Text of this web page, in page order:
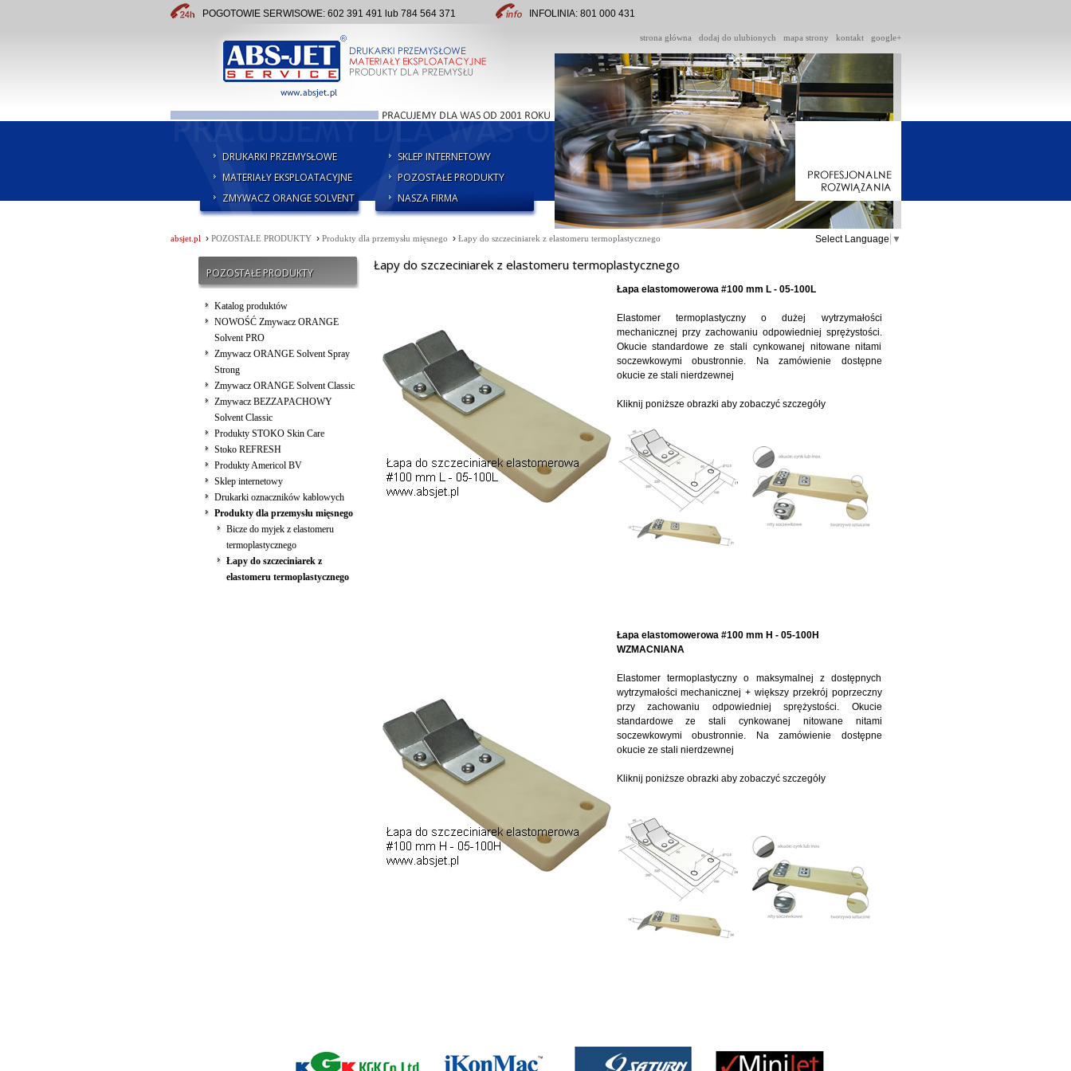
POGOTOWIE SERWISOWE: 602 391 491 lub 784 564 371 INFOLINIA: 801 000 431
DRUKARKI PRZEMYSŁOWE
MATERIAŁY EKSPLOATACYJNE
ZMYWACZ ORANGE SOLVENT
SKLEP INTERNETOWY
POZOSTAŁE PRODUKTY
NASZA FIRMA
strona główna dodaj do ulubionych mapa strony kontakt google+
absjet.pl› POZOSTAŁE PRODUKTY› Produkty dla przemysłu mięsnego › Łapy do szczeciniarek z elastomeru termoplastycznego Select Language ▼
POZOSTAŁE PRODUKTY
Katalog produktów
NOWOŚĆ Zmywacz ORANGE
Solvent PRO
Zmywacz ORANGE Solvent Spray
Strong
Zmywacz ORANGE Solvent Classic
Zmywacz BEZZAPACHOWY
Solvent Classic
Produkty STOKO Skin Care
Stoko REFRESH
Produkty Americol BV
Sklep internetowy
Drukarki oznaczników kablowych
Produkty dla przemysłu mięsnego
Bicze do myjek z elastomeru
termoplastycznego
Łapy do szczeciniarek z
elastomeru termoplastycznego
Łapy do szczeciniarek z elastomeru termoplastycznego
Łapa elastomowerowa #100 mm L - 05-100L
Elastomer termoplastyczny o dużej wytrzymałości
mechanicznej przy zachowaniu odpowiedniej sprężystości.
Okucie standardowe ze stali cynkowanej nitowane nitami
soczewkowymi obustronnie. Na zamówienie dostępne
okucie ze stali nierdzewnej
Kliknij poniższe obrazki aby zobaczyć szczegóły
Łapa elastomowerowa #100 mm H - 05-100H
WZMACNIANA
Elastomer termoplastyczny o maksymalnej z dostępnych
wytrzymałości mechanicznej + większy przekrój poprzeczny
przy zachowaniu odpowiedniej sprężystości. Okucie
standardowe ze stali cynkowanej nitowane nitami
soczewkowymi obustronnie. Na zamówienie dostępne
okucie ze stali nierdzewnej
Kliknij poniższe obrazki aby zobaczyć szczegóły